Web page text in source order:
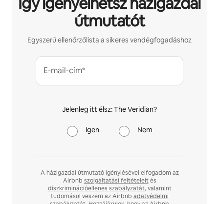
útmutatót
Egyszerű ellenőrzőlista a sikeres vendégfogadáshoz
E-mail-cím*
Jelenleg itt élsz: The Veridian?
Igen Nem
A házigazdai útmutató igénylésével elfogadom az
Airbnb szolgáltatási feltételeités
diszkriminációellenes szabályzatát, valamint
tudomásul veszem az Airbnb adatvédelmi